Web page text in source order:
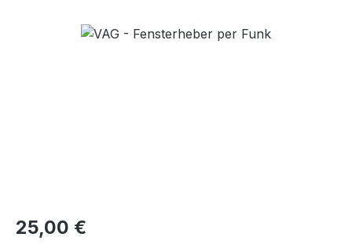
Bildergalerie überspringen
Regulärer Preis:
25,00 €